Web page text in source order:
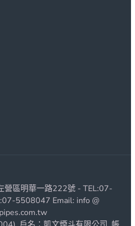
營區明華一路222號 - TEL:07-
5508047 Email: info @
pipes.com.tw